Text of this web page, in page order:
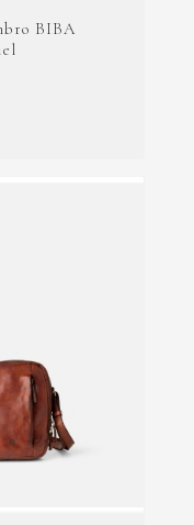
BIBA